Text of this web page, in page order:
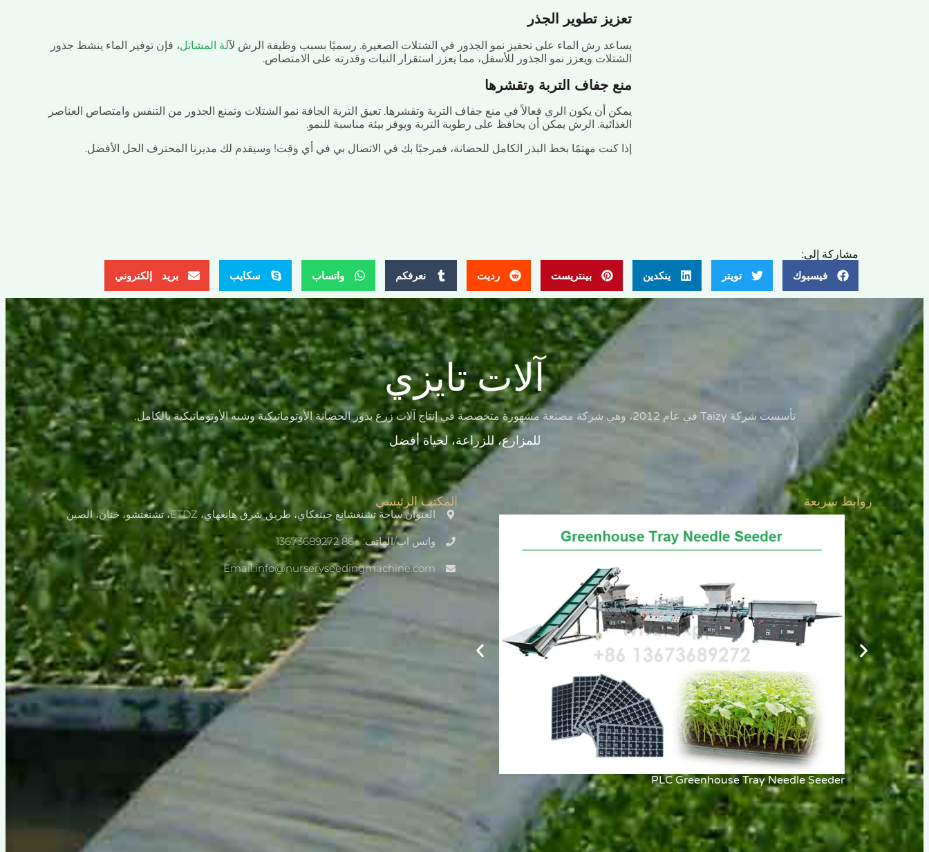
تعزيز تطوير الجذر
يساعد رش الماء على تحفيز نمو الجذور في الشتلات الصغيرة. رسميًا بسبب وظيفة الرش لآلة المشاتل، فإن توفير الماء ينشط جذور
الشتلات ويعزز نمو الجذور للأسفل، مما يعزز استقرار النبات وقدرته على الامتصاص.
منع جفاف التربة وتقشرها
يمكن أن يكون الري فعالاً في منع جفاف التربة وتقشرها. تعيق التربة الجافة نمو الشتلات وتمنع الجذور من التنفس وامتصاص العناصر
الغذائية. الرش يمكن أن يحافظ على رطوبة التربة ويوفر بيئة مناسبة للنمو.
إذا كنت مهتمًا بخط البذر الكامل للحضانة، فمرحبًا بك في الاتصال بي في أي وقت! وسيقدم لك مديرنا المحترف الحل الأفضل.
مشاركة إلى:
فيسبوك تويتر ينكدين بينتريست رديت نعرفكم واتساب سكايب بريد إلكتروني
آلات تايزي
تأسست شركة Taizy في عام 2012، وهي شركة مصنعة مشهورة متخصصة في إنتاج آلات زرع بذور الحضانة الأوتوماتيكية وشبه الأوتوماتيكية بالكامل.
للمزارع، للزراعة، لحياة أفضل
روابط سريعة
PLC Greenhouse Tray Needle Seeder
المكتب الرئيسي
العنوان:ساحة تشنغشانغ جينغكاي، طريق شرق هانغهاي، ETDZ، تشنغتشو، خنان، الصين
واتس اب/الهاتف: +86 13673689272
Email:info@nurseryseedingmachine.com